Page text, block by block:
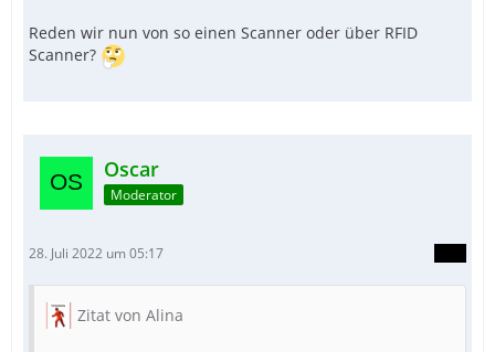
Reden wir nun von so einen Scanner oder über RFID
Scanner?
Oscar
Moderator
28. Juli 2022 um 05:17
Zitat von Alina